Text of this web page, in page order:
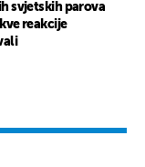
svjetskih parova
reakcije